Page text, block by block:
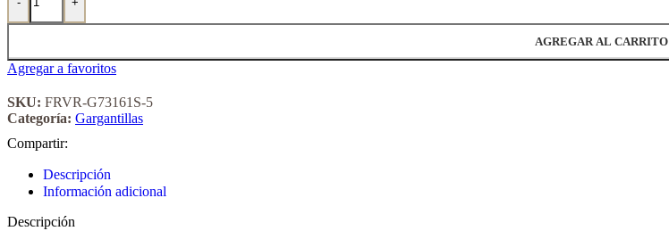
AGREGAR AL CARRITO
Agregar a favoritos
SKU: FRVR-G73161S-5
Categoría: Gargantillas
Compartir:
Descripción
Información adicional
Descripción